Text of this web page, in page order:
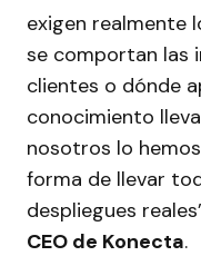
exigen realmente
se comportan las
clientes o dónde
conocimiento
nosotros lo
forma de llevar
despliegues
CEO de Konecta.